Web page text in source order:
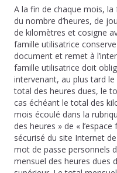
A la fin de chaque mois,
du nombre d’heures, de
de kilomètres et cosigne
famille utilisatrice
document et remet à
famille utilisatrice doit
intervenant, au plus tard
total des heures dues, le
cas échéant le total des
mois écoulé dans la
des heures » de «
sécurisé du site Internet
mot de passe personnels
mensuel des heures dues